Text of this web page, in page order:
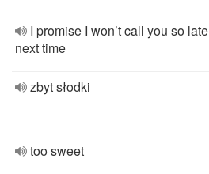
I promise I won’t call you so late
next time
zbyt słodki
too sweet